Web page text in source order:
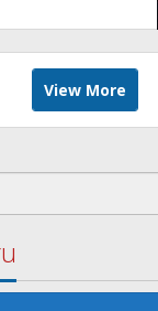
View More